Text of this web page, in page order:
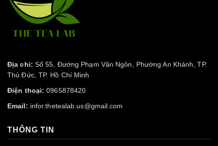
Địa chỉ: Số 55, Đường Phạm Văn Ngôn, Phường An Khánh, TP.
Thủ Đức, TP. Hồ Chí Minh
Điện thoại: 0965878420
Email: infor.thetealab.us@gmail.com
THÔNG TIN